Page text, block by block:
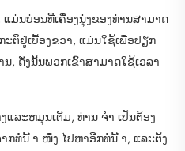
ມ່ນບ່ອນທີ່ເຄື່ອງນຸ່ງຂອງທ່ານສາມາດ
ຕິຢູ່ເບື້ອງຂວາ, ແມ່ນໃຊ້ເພື່ອປຽກ
, ດັ່ງນັ້ນພວກເຂົາສາມາດໃຊ້ເວລາ
ແລະຫມຸນເຕັມ, ທ່ານ ຈຳ ເປັນຕ້ອງ
ກທໍ່ນ້ ຳ ໜຶ່ງ ໄປຫາອີກທໍ່ນ້ ຳ, ແລະຕັ້ງ